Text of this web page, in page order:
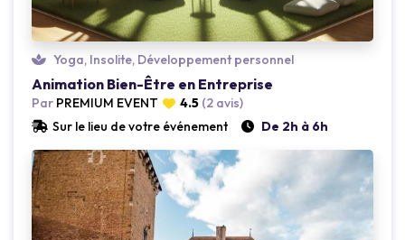
Loading...
Yoga, Insolite, Développement personnel
Animation Bien-Être en Entreprise
Par PREMIUM EVENT 4.5 (2 avis)
Sur le lieu de votre événement
De 2h à 6h